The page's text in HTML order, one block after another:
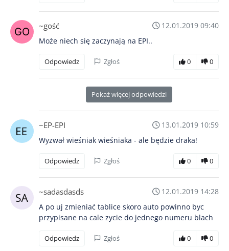
~gość
12.01.2019 09:40
Może niech się zaczynają na EPI..
Odpowiedz Zgłoś 0 0
Pokaż więcej odpowiedzi
~EP-EPI
13.01.2019 10:59
Wyzwał wieśniak wieśniaka - ale będzie draka!
Odpowiedz Zgłoś 0 0
~sadasdasds
12.01.2019 14:28
A po uj zmieniać tablice skoro auto powinno byc
przypisane na cale zycie do jednego numeru blach
Odpowiedz Zgłoś 0 0